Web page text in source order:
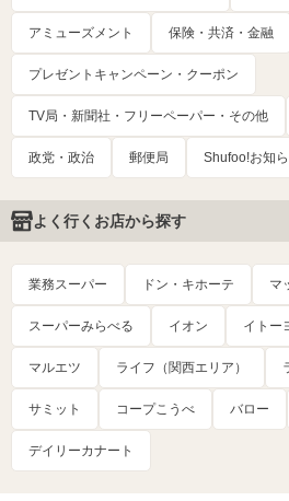
アミューズメント 保険・共済・金融
プレゼントキャンペーン・クーポン
TV局・新聞社・フリーペーパー・その他
政党・政治 郵便局 Shufoo!お知
よく行くお店から探す
業務スーパー ドン・キホーテ マ
スーパーみらべる イオン イトー
マルエツ ライフ（関西エリア）
サミット コープこうべ バロー
デイリーカナート